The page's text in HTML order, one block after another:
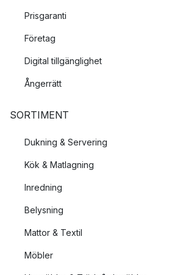
Prisgaranti
Företag
Digital tillgänglighet
Ångerrätt
SORTIMENT
Dukning & Servering
Kök & Matlagning
Inredning
Belysning
Mattor & Textil
Möbler